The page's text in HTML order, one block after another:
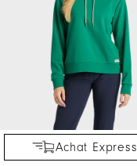
Achat Express